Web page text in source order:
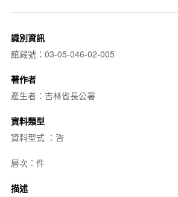
識別資訊
館藏號：03-05-046-02-005
著作者
產生者：吉林省長公署
資料類型
資料型式 ：咨
層次：件
描述